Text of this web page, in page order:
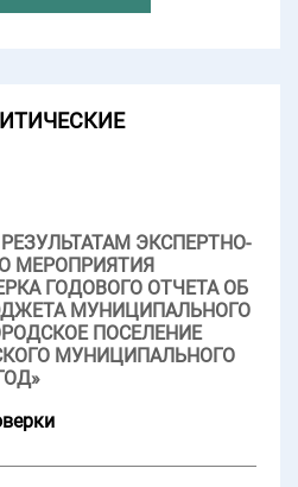
ЭКСПЕРТНО-
МЕРОПРИЯТИЯ
ГОДОВОГО ОТЧЕТА ОБ
МУНИЦИПАЛЬНОГО
ПОСЕЛЕНИЕ
МУНИЦИПАЛЬНОГО